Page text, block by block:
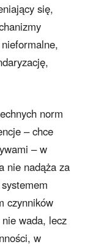
się,
norm
– chce
– w
nie nadąża za
czynników
wada, lecz
w